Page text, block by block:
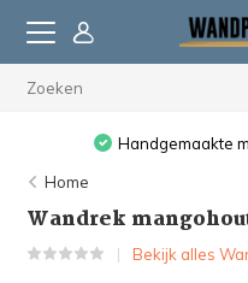
Handgemaakte
Home
Wandrek
Bekijk alles